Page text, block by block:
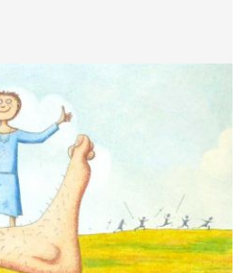
postavu stíhanou ranami osudu,
aby pokračovala v práci